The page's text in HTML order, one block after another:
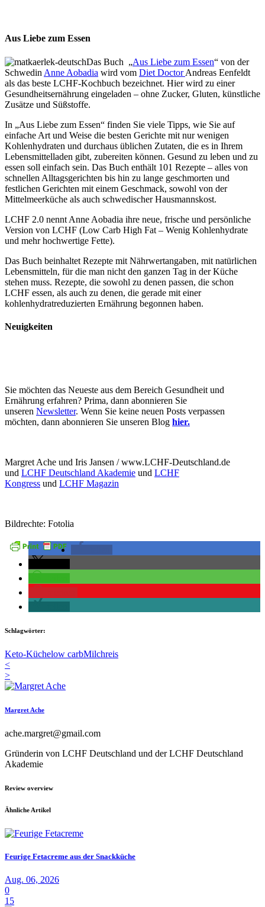
Aus Liebe zum Essen
Das Buch „Aus Liebe zum Essen“ von der
Schwedin Anne Aobadia wird vom Diet DoctorAndreas Eenfeldt
als das beste LCHF-Kochbuch bezeichnet. Hier wird zu einer
Gesundheitsernährung eingeladen – ohne Zucker, Gluten, künstliche
Zusätze und Süßstoffe.
In „Aus Liebe zum Essen“ finden Sie viele Tipps, wie Sie auf
einfache Art und Weise die besten Gerichte mit nur wenigen
Kohlenhydraten und durchaus üblichen Zutaten, die es in Ihrem
Lebensmittelladen gibt, zubereiten können. Gesund zu leben und zu
essen soll einfach sein. Das Buch enthält 101 Rezepte – alles von
schnellen Alltagsgerichten bis hin zu lange geschmorten und
festlichen Gerichten mit einem Geschmack, sowohl von der
Mittelmeerküche als auch schwedischer Hausmannskost.
LCHF 2.0 nennt Anne Aobadia ihre neue, frische und persönliche
Version von LCHF (Low Carb High Fat – Wenig Kohlenhydrate
und mehr hochwertige Fette).
Das Buch beinhaltet Rezepte mit Nährwertangaben, mit natürlichen
Lebensmitteln, für die man nicht den ganzen Tag in der Küche
stehen muss. Rezepte, die sowohl zu denen passen, die schon
LCHF essen, als auch zu denen, die gerade mit einer
kohlenhydratreduzierten Ernährung begonnen haben.
Neuigkeiten
Sie möchten das Neueste aus dem Bereich Gesundheit und
Ernährung erfahren? Prima, dann abonnieren Sie
unseren Newsletter. Wenn Sie keine neuen Posts verpassen
möchten, dann abonnieren Sie unseren Blog hier.
Margret Ache und Iris Jansen / www.LCHF-Deutschland.de
und LCHF Deutschland Akademie und LCHF
Kongress und LCHF Magazin
Bildrechte: Fotolia
Schlagwörter:
Keto-Küchelow carbMilchreis
<
>
Margret Ache
ache.margret@gmail.com
Gründerin von LCHF Deutschland und der LCHF Deutschland
Akademie
Review overview
Ähnliche Artikel
Feurige Fetacreme aus der Snackküche
Aug. 06, 2026
0
15